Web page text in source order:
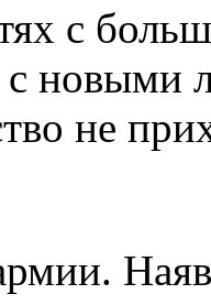
с
с новыми
не